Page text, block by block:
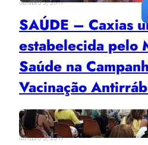
outubro 5, 2017
SAÚDE – Caxias
estabelecida pelo
Saúde na
Vacinação
outubro 5, 2017